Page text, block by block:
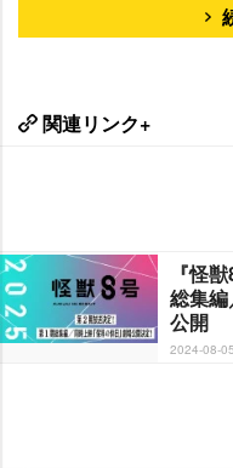
関連リンク+
『怪
総集
公開
2024-08-05